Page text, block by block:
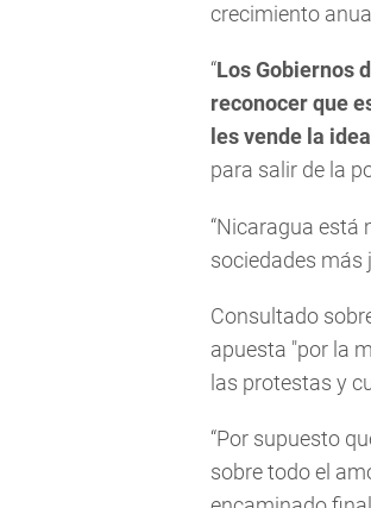
crecimiento
“Los Gobiernos
reconocer que
les vende la
para salir de la
“Nicaragua está
sociedades más
Consultado
apuesta "por la
las protestas y
“Por supuesto
sobre todo el